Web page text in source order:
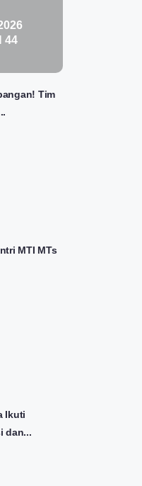
44
Tim
MTI MTs
Ikuti
dan...